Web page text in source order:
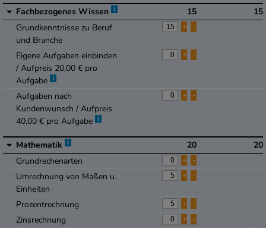
Fachbezogenes Wissen i 15
15
Grundkenntnisse zu Beruf
und Branche
+ -
Eigene Aufgaben einbinden
/ Aufpreis 20,00 € pro
Aufgabe i
+ -
Aufgaben nach
Kundenwunsch / Aufpreis
40,00 € pro Aufgabe i
+ -
Mathematik i 20
20
Grundrechenarten
+ -
Umrechnung von Maßen u.
Einheiten
+ -
Prozentrechnung + -
Zinsrechnung
+ -